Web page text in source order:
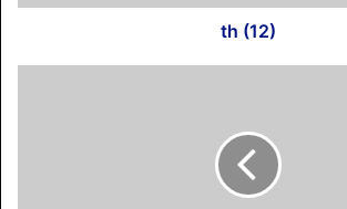
حفظ کنند… همگان دیدند ‌در فتنه ۸۸ که
سخت بود، مردم بصیر ما به
در صحنه‌های مختلف حاضر
علی جعفری، فرمانده سپاه،
از اقدامات مردان به صف
th (12)